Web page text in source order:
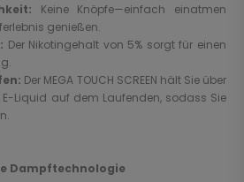
Keine Knöpfe—einfach einatmen
genießen.
Der Nikotingehalt von 5% sorgt für einen
Der MEGA TOUCH SCREEN hält Sie über
Liquid auf dem Laufenden, sodass Sie
Dampftechnologie